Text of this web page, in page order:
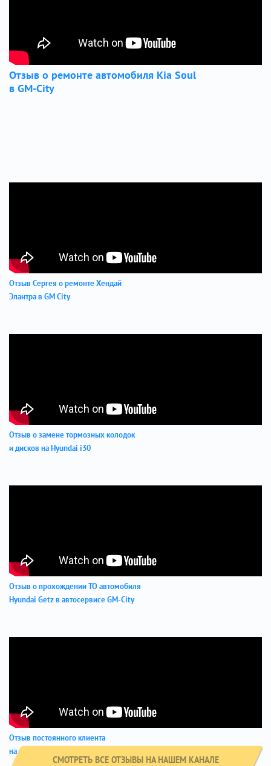
Отзыв о ремонте автомобиля Kia Soul
в GM-City
Отзыв Сергея о ремонте Хендай
Элантра в GM City
Отзыв о замене тормозных колодок
и дисков на Hyundai i30
Отзыв о прохождении ТО автомобиля
Hyundai Getz в автосервисе GM-City
Отзыв постоянного клиента
на автомобиле Киа Пиканто
СМОТРЕТЬ ВСЕ ОТЗЫВЫ НА НАШЕМ КАНАЛЕ